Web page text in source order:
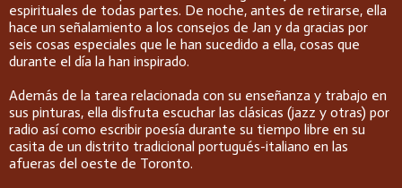
espirituales de todas partes. De noche, antes de retirarse, ella
hace un señalamiento a los consejos de Jan y da gracias por
seis cosas especiales que le han sucedido a ella, cosas que
durante el día la han inspirado.
Además de la tarea relacionada con su enseñanza y trabajo en
sus pinturas, ella disfruta escuchar las clásicas (jazz y otras) por
radio así como escribir poesía durante su tiempo libre en su
casita de un distrito tradicional portugués-italiano en las
afueras del oeste de Toronto.